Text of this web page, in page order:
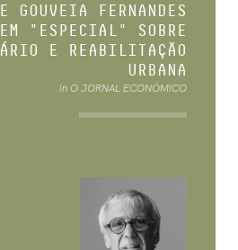
GOUVEIA FERNANDES
"ESPECIAL" SOBRE
E REABILITAÇÃO
URBANA
in O JORNAL ECONÓMICO